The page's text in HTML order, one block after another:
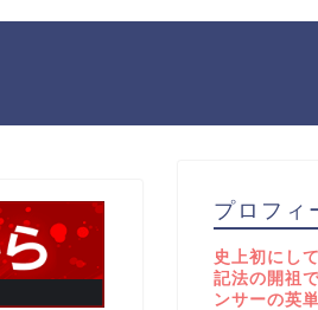
プロフィ
史上初にし
記法の開祖
ンサーの英